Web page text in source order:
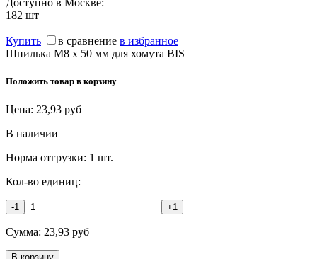
Доступно в Москве:
182 шт
Купить в сравнение в избранное
Шпилька М8 х 50 мм для хомута BIS
Положить товар в корзину
Цена: 23,93 руб
В наличии
Норма отгрузки: 1 шт.
Кол-во единиц:
-1 +1
Сумма: 23,93 руб